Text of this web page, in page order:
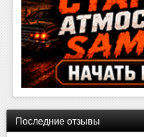
Последние отзывы